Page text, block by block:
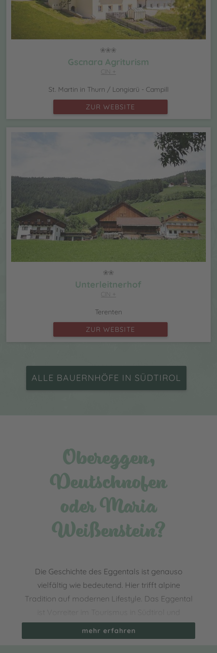
Gscnara Agriturism
CIN +
St. Martin in Thurn / Longiarü - Campill
ZUR WEBSITE
Unterleitnerhof
CIN +
Terenten
ZUR WEBSITE
ALLE BAUERNHÖFE IN SÜDTIROL
Obereggen,
Deutschnofen
oder Maria
Weißenstein?
Die Geschichte des Eggentals ist genauso
vielfältig wie bedeutend. Hier trifft alpine
Tradition auf modernen Lifestyle. Das Eggental
weltbekannt. Bei einigen Ortschaften wusstest
Du vielleicht gar nicht, dass die bekannten
mehr erfahren